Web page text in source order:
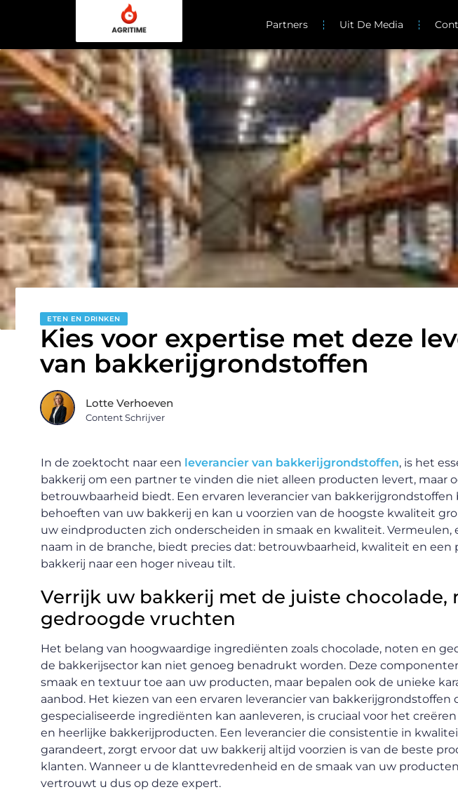
Partners Uit De Media
ETEN EN DRINKEN
Kies voor expertise met deze
van bakkerijgrondstoffen
Lotte Verhoeven
Content Schrijver
In de zoektocht naar een leverancier van bakkerijgrondstoffen, is het
bakkerij om een partner te vinden die niet alleen producten levert, maar
betrouwbaarheid biedt. Een ervaren leverancier van
behoeften van uw bakkerij en kan u voorzien van de hoogste kwaliteit
uw eindproducten zich onderscheiden in smaak en kwaliteit. Vermeulen,
naam in de branche, biedt precies dat: betrouwbaarheid, kwaliteit en
bakkerij naar een hoger niveau tilt.
Verrijk uw bakkerij met de juiste chocolade,
gedroogde vruchten
Het belang van hoogwaardige ingrediënten zoals chocolade, noten en
de bakkerijsector kan niet genoeg benadrukt worden. Deze
smaak en textuur toe aan uw producten, maar bepalen ook de unieke
aanbod. Het kiezen van een ervaren leverancier van bakkerijgrondstoffen
gespecialiseerde ingrediënten kan aanleveren, is cruciaal voor het
en heerlijke bakkerijproducten. Een leverancier die consistentie in
garandeert, zorgt ervoor dat uw bakkerij altijd voorzien is van de beste
klanten. Wanneer u de klanttevredenheid en de smaak van uw
vertrouwt u dus op deze expert.